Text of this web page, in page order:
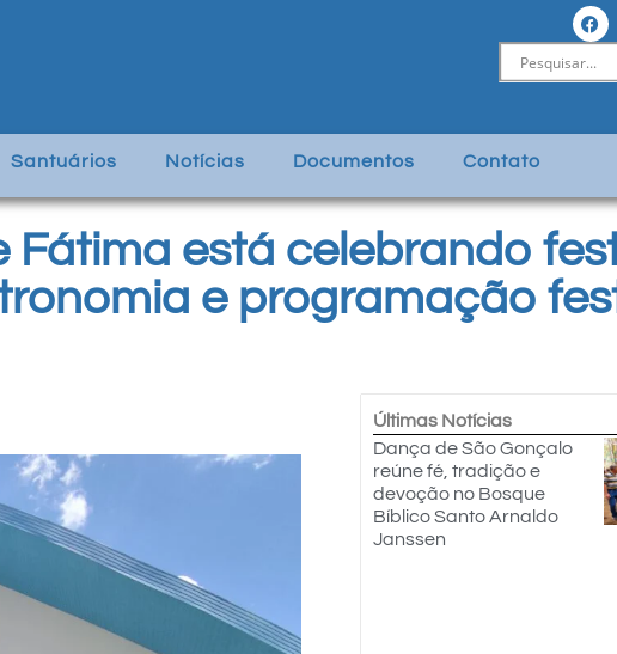
Santuários Notícias Documentos Contato
Fátima está celebrando
e programação
Últimas Notícias
Dança de São Gonçalo
reúne fé, tradição e
devoção no Bosque
Bíblico Santo Arnaldo
Janssen